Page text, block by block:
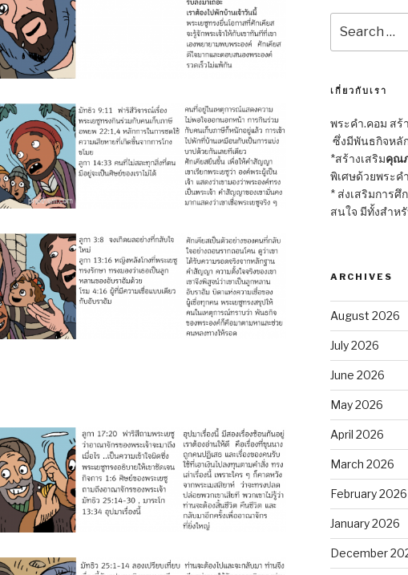
for:
เกี่ยวกับเรา
พระคำ.คอม ส
ซึ่งมีพันธกิจหลั
*สร้างเสริมคุณ
พิเศษด้วยพระค
* ส่งเสริมการศึ
สนใจ มีทั้งสำห
ARCHIVES
August 2026
July 2026
June 2026
May 2026
April 2026
March 2026
February 2026
January 2026
December